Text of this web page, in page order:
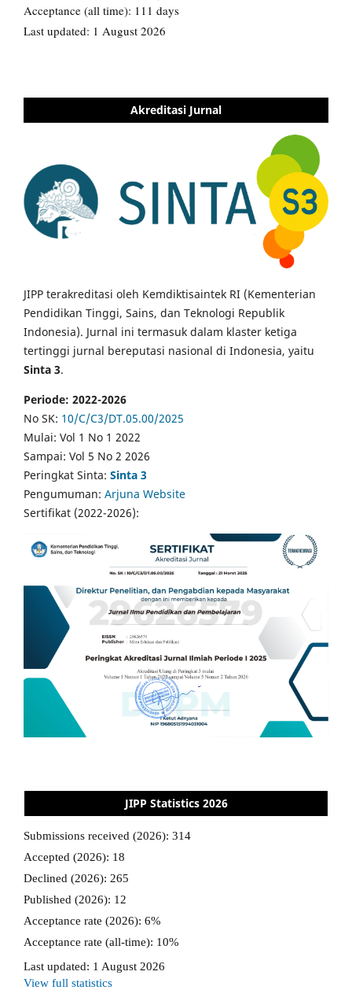
Akreditasi Jurnal
JIPP terakreditasi oleh Kemdiktisaintek RI (Kementerian
Pendidikan Tinggi, Sains, dan Teknologi Republik
Indonesia). Jurnal ini termasuk dalam klaster ketiga
tertinggi jurnal bereputasi nasional di Indonesia, yaitu
Sinta 3.
Periode: 2022-2026
No SK: 10/C/C3/DT.05.00/2025
Mulai: Vol 1 No 1 2022
Sampai: Vol 5 No 2 2026
Peringkat Sinta: Sinta 3
Pengumuman: Arjuna Website
Sertifikat (2022-2026):
JIPP Statistics 2026